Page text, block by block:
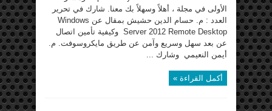
الأولى في مجلة ، أهلاً وسهلاً بك معنا. شارك في تحرير
العدد : م. حسام الدين حشيش بمقال عن Windows
Server 2012 Remote Desktop وكيفية تأمين اتصال
عن بعد سهل وسريع وآمن عن طريق مايكروسوفت. م.
أيمن النعيمي وشارك ...
أكمل القراءة »